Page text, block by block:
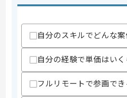
上記に似
その他募集要項
商談回数
募集人数
作業開始日
自分のスキルでどんな
自分の経験で単価はい
フルリモートで参画でき